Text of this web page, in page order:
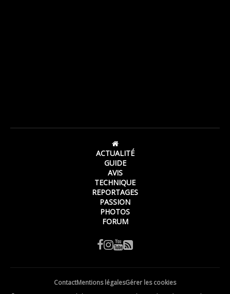
ACTUALITÉ
GUIDE
AVIS
TECHNIQUE
REPORTAGES
PASSION
PHOTOS
FORUM
ContactMentions légalesGérer les cookies